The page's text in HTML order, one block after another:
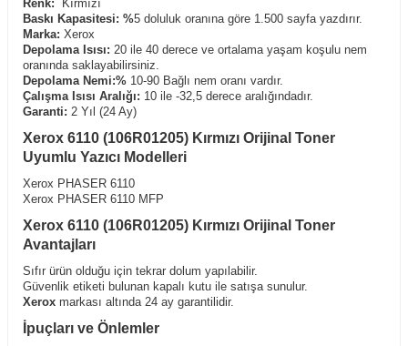
Renk: Kırmızı
Baskı Kapasitesi: %5 doluluk oranına göre 1.500 sayfa yazdırır.
Marka: Xerox
Depolama Isısı: 20 ile 40 derece ve ortalama yaşam koşulu nem
oranında saklayabilirsiniz.
Depolama Nemi:% 10-90 Bağlı nem oranı vardır.
Çalışma Isısı Aralığı: 10 ile -32,5 derece aralığındadır.
Garanti: 2 Yıl (24 Ay)
Xerox 6110 (106R01205) Kırmızı Orijinal Toner
Uyumlu Yazıcı Modelleri
Xerox PHASER 6110
Xerox PHASER 6110 MFP
Xerox 6110 (106R01205) Kırmızı Orijinal Toner
Avantajları
Sıfır ürün olduğu için tekrar dolum yapılabilir.
Güvenlik etiketi bulunan kapalı kutu ile satışa sunulur.
Xerox markası altında 24 ay garantilidir.
İpuçları ve Önlemler